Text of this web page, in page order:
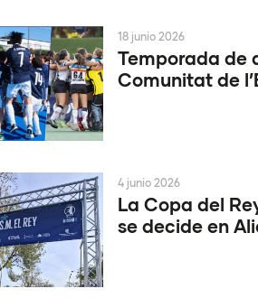
Temporada de
Comunitat de
18 junio 2026
La Copa del
se decide en
4 junio 2026